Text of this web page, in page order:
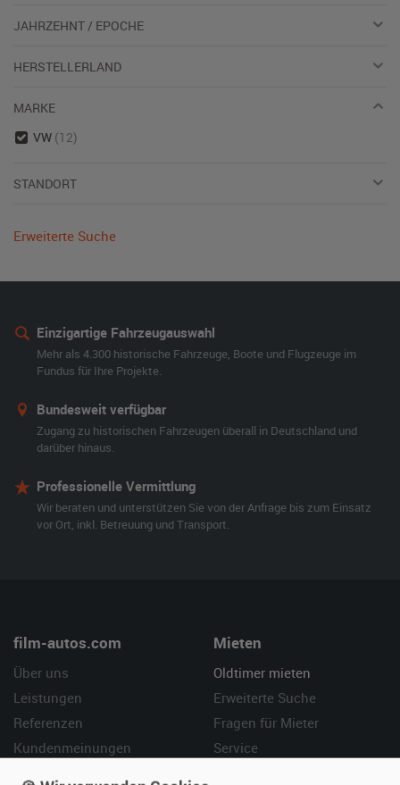
JAHRZEHNT / EPOCHE
HERSTELLERLAND
MARKE
VW (12)
STANDORT
Erweiterte Suche
Einzigartige Fahrzeugauswahl
Mehr als 4.300 historische Fahrzeuge, Boote und Flugzeuge im
Fundus für Ihre Projekte.
Bundesweit verfügbar
Zugang zu historischen Fahrzeugen überall in Deutschland und
darüber hinaus.
Professionelle Vermittlung
Wir beraten und unterstützen Sie von der Anfrage bis zum Einsatz
vor Ort, inkl. Betreuung und Transport.
film-autos.com
Über uns
Leistungen
Referenzen
Kundenmeinungen
Mieten
Oldtimer mieten
Erweiterte Suche
Fragen für Mieter
Service